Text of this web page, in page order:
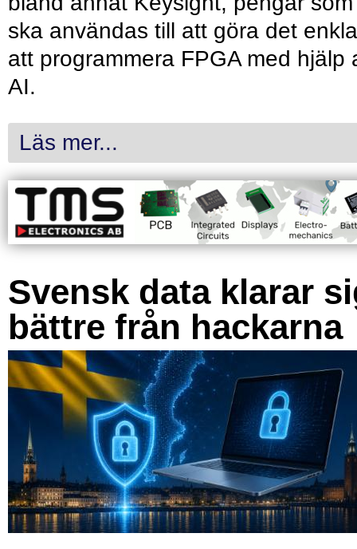
ska användas till att göra det
att programmera FPGA med hjälp
AI.
Läs mer...
Svensk data klarar
bättre från hackarna